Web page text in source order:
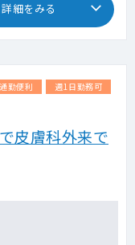
詳細をみる
通勤便利
週1日勤務可
皮膚科外来で